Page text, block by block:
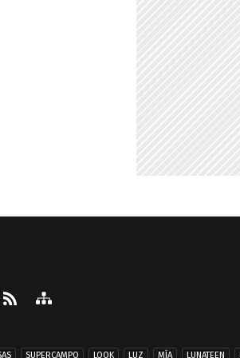
SUPERCAMPO LOOK LUZ MÍA LUNATEEN